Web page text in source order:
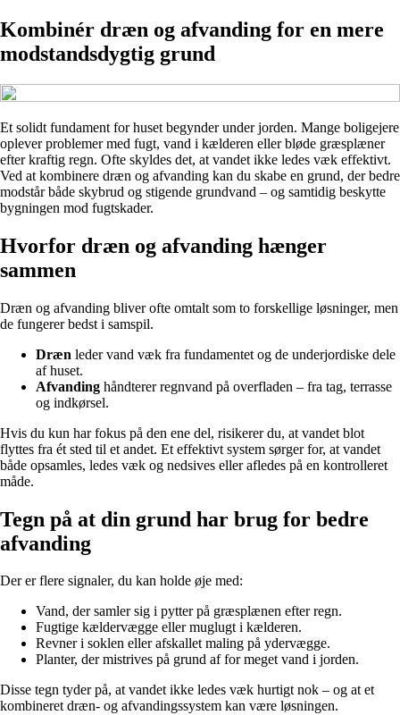
Kombinér dræn og afvanding for en mere
modstandsdygtig grund
Et solidt fundament for huset begynder under jorden. Mange boligejere
oplever problemer med fugt, vand i kælderen eller bløde græsplæner
efter kraftig regn. Ofte skyldes det, at vandet ikke ledes væk effektivt.
Ved at kombinere dræn og afvanding kan du skabe en grund, der bedre
modstår både skybrud og stigende grundvand – og samtidig beskytte
bygningen mod fugtskader.
Hvorfor dræn og afvanding hænger
sammen
Dræn og afvanding bliver ofte omtalt som to forskellige løsninger, men
de fungerer bedst i samspil.
Dræn leder vand væk fra fundamentet og de underjordiske dele
af huset.
Afvanding håndterer regnvand på overfladen – fra tag, terrasse
og indkørsel.
Hvis du kun har fokus på den ene del, risikerer du, at vandet blot
flyttes fra ét sted til et andet. Et effektivt system sørger for, at vandet
både opsamles, ledes væk og nedsives eller afledes på en kontrolleret
måde.
Tegn på at din grund har brug for bedre
afvanding
Der er flere signaler, du kan holde øje med:
Vand, der samler sig i pytter på græsplænen efter regn.
Fugtige kældervægge eller muglugt i kælderen.
Revner i soklen eller afskallet maling på ydervægge.
Planter, der mistrives på grund af for meget vand i jorden.
Disse tegn tyder på, at vandet ikke ledes væk hurtigt nok – og at et
kombineret dræn- og afvandingssystem kan være løsningen.